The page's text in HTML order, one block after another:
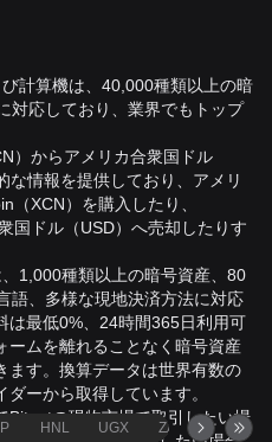
計算機は、40,000種類以上の暗
対応しており、業界でもトップ
）からアメリカ合衆国ドル
な情報を提供しており、アメリ
（XCN）を購入したり、
国ドル（USD）へ売却したりす
1,000種類以上の暗号資産、80
語、多様な現地決済方法に対応
は最低0%、24時間365日利用可
ームを離れることなく暗号資産
ます。換算データは世界有数の
ーから取得しています。
Bitgetの現物市場で取引したい場
HNL UGX ZAR TND